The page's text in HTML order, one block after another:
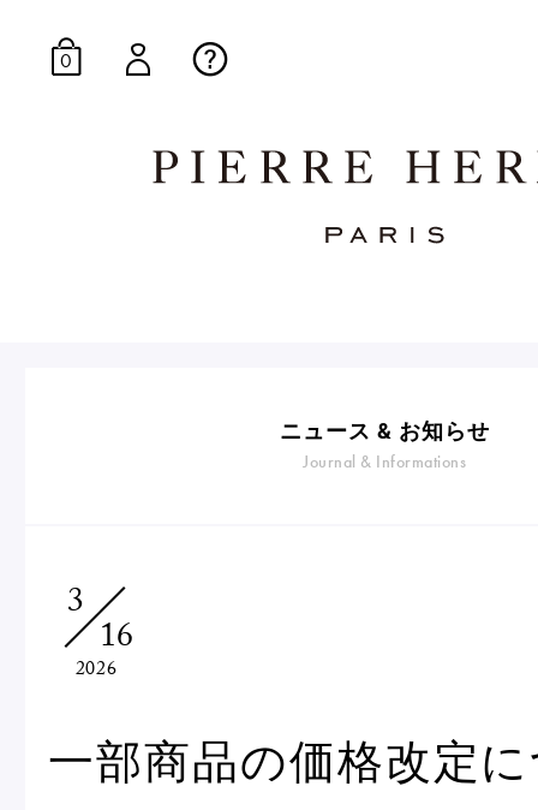
d'Anniversaire
0
ニュース & お知らせ
Journal & Informations
3
16
2026
一部商品の価格改定